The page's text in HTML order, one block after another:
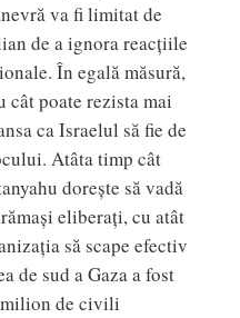
va fi limitat de
de a ignora reacțiile
În egală măsură,
cât poate rezista mai
ca Israelul să fie de
Atâta timp cât
dorește să vadă
eliberați, cu atât
să scape efectiv
de sud a Gaza a fost
milion de civili